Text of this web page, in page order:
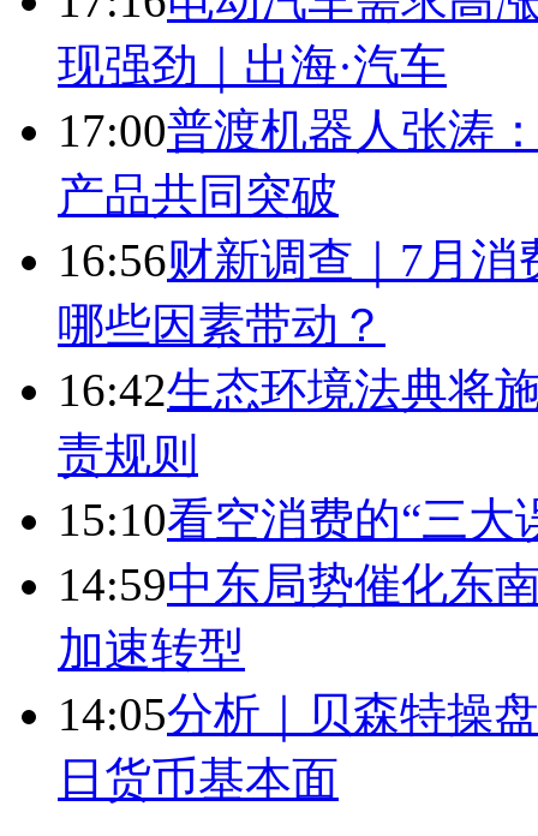
现强劲｜出海·汽车
17:00普渡机器人张涛
产品共同突破
16:56财新调查｜7月
哪些因素带动？
16:42生态环境法典将
责规则
15:10看空消费的“三大
14:59中东局势催化东
加速转型
14:05分析｜贝森特操
日货币基本面